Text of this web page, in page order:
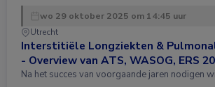
wo 29 oktober 2025 om 14:45 uur
Utrecht
Interstitiële Longziekten &
- Overview van ATS, WASOG, ERS
Na het succes van voorgaande jaren nodigen